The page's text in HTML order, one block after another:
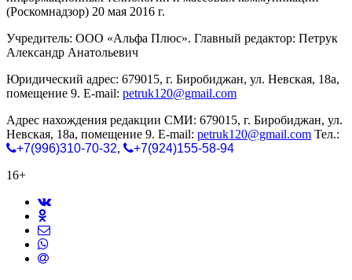
(Роскомнадзор) 20 мая 2016 г.
Учредитель: ООО «Альфа Плюс». Главный редактор: Петрук
Александр Анатольевич
Юридический адрес: 679015, г. Биробиджан, ул. Невская, 18а,
помещение 9. E-mail: petruk120@gmail.com
Адрес нахождения редакции СМИ: 679015, г. Биробиджан, ул.
Невская, 18а, помещение 9. E-mail: petruk120@gmail.com Тел.:
+7(996)310-70-32,
+7(924)155-58-94
16+